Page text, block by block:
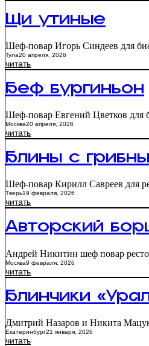
Щи утиные
Шеф-повар Игорь Синдеев для
Тула20 апреля, 2026
читать
Беф бургиньон
Шеф-повар Евгений Цветков для
Москва20 апреля, 2026
читать
Блины с
Шеф-повар Кирилл Савреев для
Тверь19 февраля, 2026
читать
Авторский
Андрей Никитин шеф повар
Москва9 февраля, 2026
читать
Блинчики
Дмитрий Назаров и Никита
Екатеринбург21 января, 2026
читать